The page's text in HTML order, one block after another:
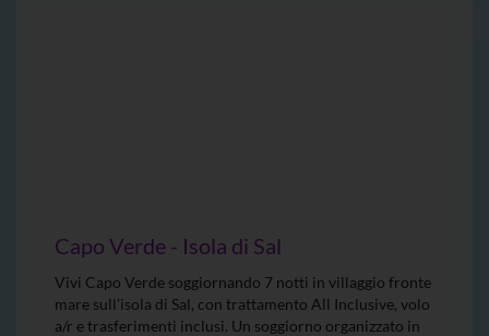
Capo Verde - Isola di Sal
Vivi Capo Verde soggiornando 7 notti in villaggio fronte
mare sull’isola di Sal, con trattamento All Inclusive, volo
a/r e trasferimenti inclusi. Un soggiorno organizzato in